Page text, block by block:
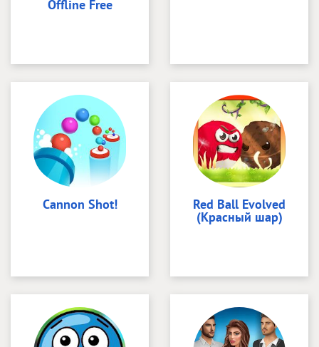
Offline Free
Cannon Shot! Red Ball Evolved
(Красный шар)